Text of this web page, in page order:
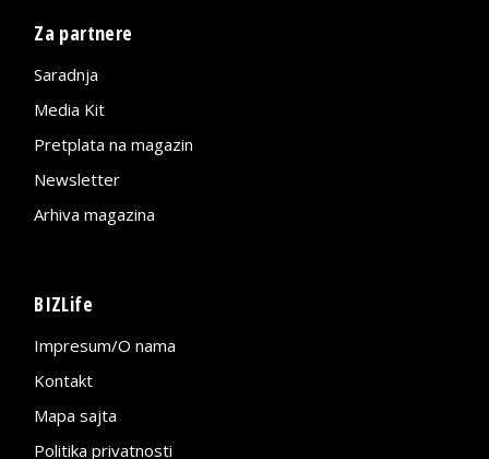
Za partnere
Saradnja
Media Kit
Pretplata na magazin
Newsletter
Arhiva magazina
BIZLife
Impresum/O nama
Kontakt
Mapa sajta
Politika privatnosti